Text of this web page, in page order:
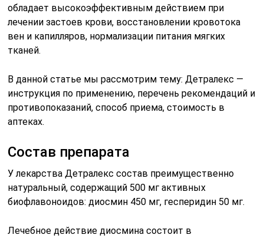
обладает высокоэффективным действием при
лечении застоев крови, восстановлении кровотока
вен и капилляров, нормализации питания мягких
тканей.
В данной статье мы рассмотрим тему: Детралекс —
инструкция по применению, перечень рекомендаций и
противопоказаний, способ приема, стоимость в
аптеках.
Состав препарата
У лекарства Детралекс состав преимущественно
натуральный, содержащий 500 мг активных
биофлавоноидов: диосмин 450 мг, гесперидин 50 мг.
Лечебное действие диосмина состоит в